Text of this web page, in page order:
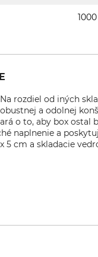
rozdiel od iných
a odolnej
o to, aby box ostal
naplnenie a
5 cm a skladacie